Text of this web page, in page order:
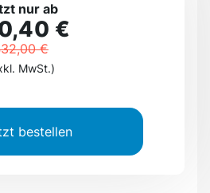
nur ab
€
€
MwSt.)
bestellen